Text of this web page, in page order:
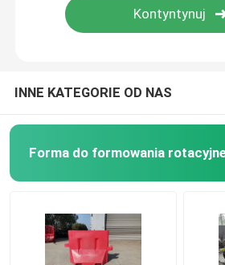
Maszyna do formowania
Kruszarka do odpadów z
Rozdrabniacz odpadów
INNE KATEGORIE OD NAS
Forma do formowania